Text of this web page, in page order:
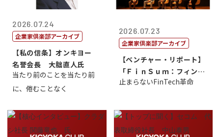
2026.07.24
企業家倶楽部アーカイブ
【私の信条】オンキヨー
名誉会長 大朏直人氏
当たり前のことを当たり前
に、倦むことなく
2026.07.23
企業家倶楽部アーカイブ
【ベンチャー・リポート】
「ＦｉｎＳｕｍ：フィンテ
ック・サミッ...
止まらないFinTech革命